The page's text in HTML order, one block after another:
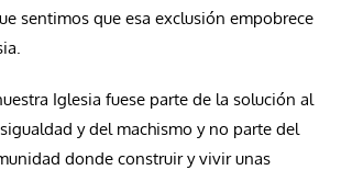
sentimos que esa exclusión empobrece
Iglesia fuese parte de la solución al
y del machismo y no parte del
donde construir y vivir unas